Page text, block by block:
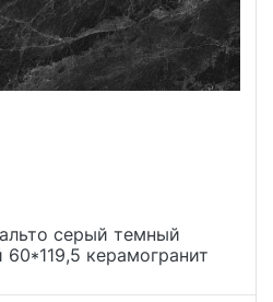
серый темный
керамогранит